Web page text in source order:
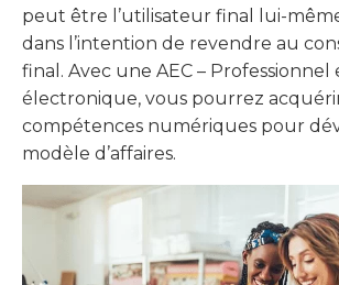
peut être l’utilisateur final lui-
dans l’intention de revendre au
final. Avec une AEC –
électronique, vous pourrez
compétences numériques pour
modèle d’affaires.